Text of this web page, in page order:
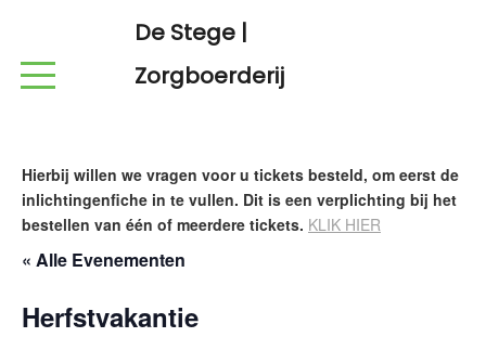
De Stege |
Zorgboerderij
Hierbij willen we vragen voor u tickets besteld, om eerst de
inlichtingenfiche in te vullen. Dit is een verplichting bij het
bestellen van één of meerdere tickets. KLIK HIER
« Alle Evenementen
Herfstvakantie